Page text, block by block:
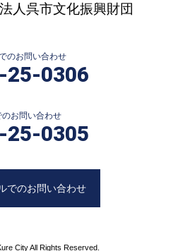
人呉市文化振興財団
のお問い合わせ
25-0306
のお問い合わせ
25-0305
でのお問い合わせ
City All Rights Reserved.